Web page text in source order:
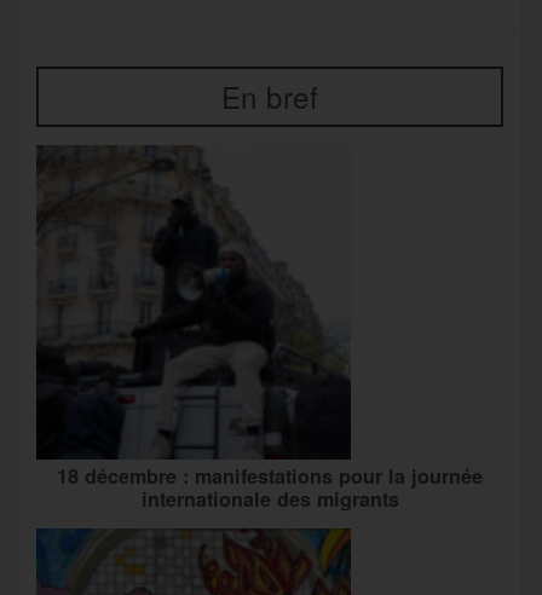
En bref
18 décembre : manifestations pour la journée
internationale des migrants